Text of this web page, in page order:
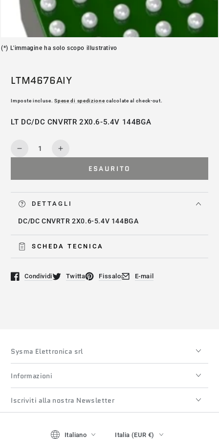
(*) L'immagine ha solo scopo illustrativo
LTM4676AIY
Imposte incluse.Spese di spedizione calcolate al check-out.
LT DC/DC CNVRTR 2X0.6-5.4V 144BGA
Quantità
Diminuisce
LTM4676AIY
Aumenta
quantità
LTM4676AIY
ESAURITO
DETTAGLI
DC/DC CNVRTR 2X0.6-5.4V 144BGA
SCHEDA TECNICA
Condividi
Si apre in una nuova finestra.
Twitta
Si apre in una nuova finestra.
Fissalo
Si apre in una nuova finestra.
E-mail
Si apre in una nuova
Sysma Elettronica srl
Informazioni
Iscriviti alla nostra Newsletter
Italiano Italia (EUR €)